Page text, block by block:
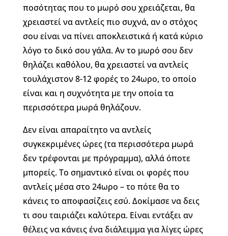
ποσότητας που το μωρό σου χρειάζεται, θα
χρειαστεί να αντλείς πιο συχνά, αν ο στόχος
σου είναι να πίνει αποκλειστικά ή κατά κύριο
λόγο το δικό σου γάλα. Αν το μωρό σου δεν
θηλάζει καθόλου, θα χρειαστεί να αντλείς
τουλάχιστον 8-12 φορές το 24ωρο, το οποίο
είναι και η συχνότητα με την οποία τα
περισσότερα μωρά θηλάζουν.
Δεν είναι απαραίτητο να αντλείς
συγκεκριμένες ώρες (τα περισσότερα μωρά
δεν τρέφονται με πρόγραμμα), αλλά όποτε
μπορείς. Το σημαντικό είναι οι φορές που
αντλείς μέσα στο 24ωρο – το πότε θα το
κάνεις το αποφασίζεις εσύ. Δοκίμασε να δεις
τι σου ταιριάζει καλύτερα. Είναι εντάξει αν
θέλεις να κάνεις ένα διάλειμμα για λίγες ώρες